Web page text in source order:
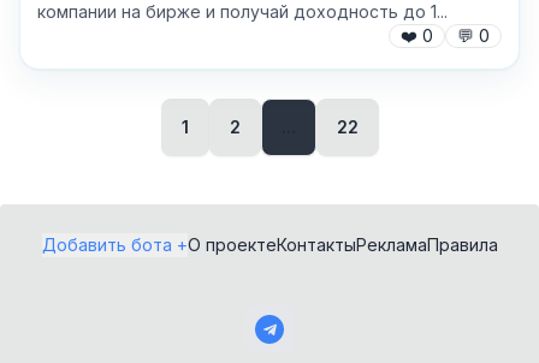
антиспам
компании на бирже и получай доходность до 1...
❤️ 0 💬 0
1 2 22
Добавить бота +О проектеКонтактыРекламаПравила